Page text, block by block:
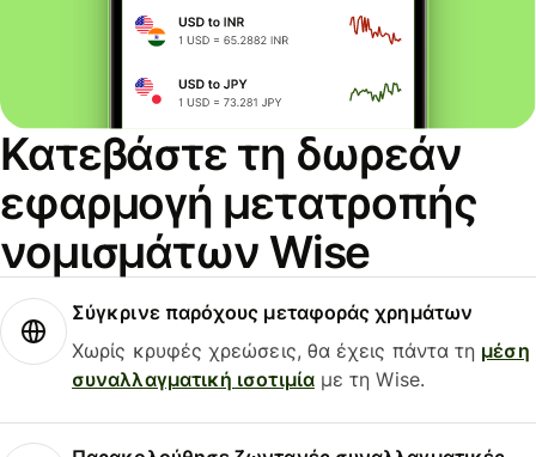
Κατεβάστε τη δωρεάν
εφαρμογή μετατροπής
νομισμάτων Wise
Σύγκρινε παρόχους μεταφοράς χρημάτων
Χωρίς κρυφές χρεώσεις, θα έχεις πάντα τη μέση
συναλλαγματική ισοτιμίαμε τη Wise.